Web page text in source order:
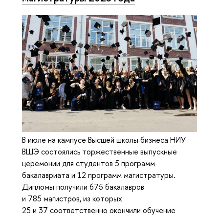
В июле на кампусе Высшей школы бизнеса НИУ
ВШЭ состоялись торжественные выпускные
церемонии для студентов 5 программ
бакалавриата и 12 программ магистратуры.
Дипломы получили 675 бакалавров
и 785 магистров, из которых
25 и 37 соответственно окончили обучение